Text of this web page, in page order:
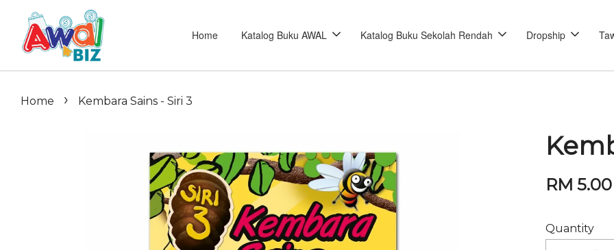
Home Katalog Buku AWAL Katalog Buku Sekolah Rendah Dropship
Home › Kembara Sains - Siri 3
RM 5.00
Quantity